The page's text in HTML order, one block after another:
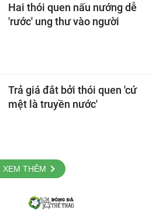
Hai thói quen nấu nướng dễ
'rước' ung thư vào người
Trả giá đắt bởi thói quen 'cứ
mệt là truyền nước'
XEM THÊM